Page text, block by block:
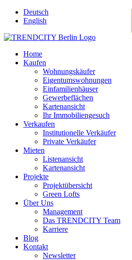
Deutsch
English
Home
Kaufen
Wohnungskäufer
Eigentumswohnungen
Einfamilienhäuser
Gewerbeflächen
Kartenansicht
Ihr Immobiliengesuch
Verkaufen
Institutionelle Verkäufer
Private Verkäufer
Mieten
Listenansicht
Kartenansicht
Projekte
Projektübersicht
Green Lofts
Über Uns
Management
Das TRENDCITY Team
Karriere
Blog
Kontakt
Newsletter